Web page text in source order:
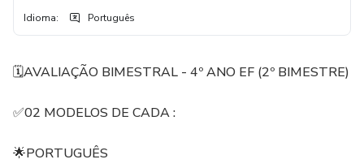
Idioma: Português
🗓️AVALIAÇÃO BIMESTRAL - 4º ANO EF (2º BIMESTRE)
✅02 MODELOS DE CADA :
🌟PORTUGUÊS